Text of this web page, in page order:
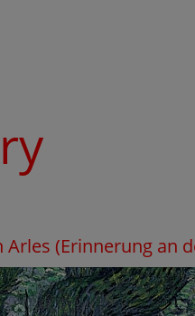
(Erinnerung an